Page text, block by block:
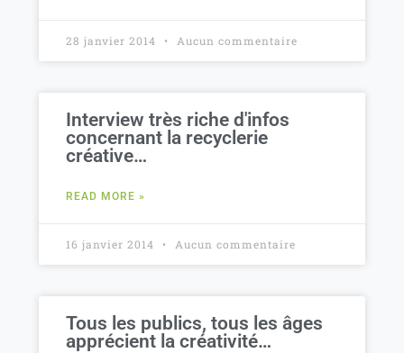
28 janvier 2014 Aucun commentaire
Interview très riche d'infos
concernant la recyclerie
créative…
READ MORE »
16 janvier 2014 Aucun commentaire
Tous les publics, tous les âges
apprécient la créativité…